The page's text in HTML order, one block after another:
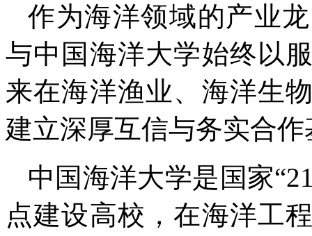
作为海洋领域的产业
与中国海洋大学始终以
来在海洋渔业、海洋生
建立深厚互信与务实合作
中国海洋大学是国家
点建设高校，在海洋工